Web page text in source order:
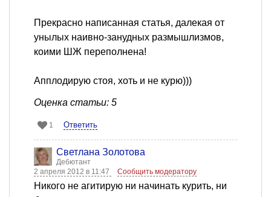
Прекрасно написанная статья, далекая от
унылых наивно-занудных размышлизмов,
коими ШЖ переполнена!
Апплодирую стоя, хоть и не курю)))
Оценка статьи: 5
1 Ответить
Светлана Золотова
Дебютант
2 апреля 2012 в 11:47
Сообщить модератору
Никого не агитирую ни начинать курить, ни